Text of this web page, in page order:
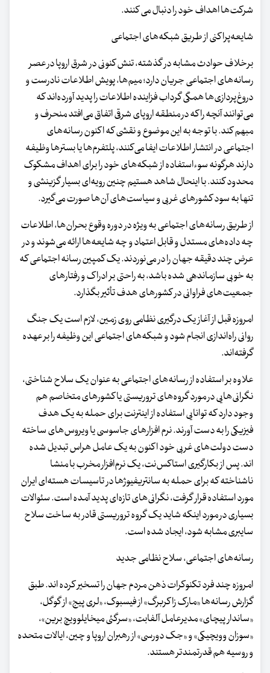
شرکت‌ها اهداف خود را دنبال می کنند.
شایعه‌پراکنی از طریق شبکه‌های اجتماعی
برخلاف حوادث مشابه در گذشته، تنش کنونی در شرق اروپا در عصر
رسانه‌های اجتماعی جریان دارد؛ میم‌ها، پویش اطلاعات نادرست و
دروغ‌پردازی‌ها همگی گرداب فزاینده اطلاعات را پدید آورده‌اند که
می‌توانند آنچه را که در منطقه اروپای شرقی اتفاق می‌افتد منحرف و
مبهم کند. با توجه به این موضوع و نقشی که اکنون رسانه‌های
اجتماعی در انتشار اطلاعات ایفا می‌کنند، پلتفرم‌ها یا بسترها وظیفه
دارند هرگونه سوءاستفاده از شبکه‌های خود را برای اهداف مشکوک
محدود کنند. با اینحال شاهد هستیم چنین رویه‌ای بسیار گزینشی و
تنها به سود کشورهای غربی و سیاست‌های آن‌ها صورت می‌گیرد.
از طریق رسانه‌های اجتماعی به ویژه در دوره وقوع بحران‌ها، اطلاعات
چه داده‌های مستدل و قابل اعتماد و چه شایعه‌ها ارائه می‌شوند و در
عرض چند دقیقه جهان را در می‌نوردند. یک کمپین رسانه اجتماعی که
به خوبی سازماندهی شده باشد، به راحتی بر ادراک و رفتارهای
جمعیت‌های فراوانی در کشورهای هدف تأثیر بگذارد.
امروزه قبل از آغاز یک درگیری نظامی روی زمین، لازم است یک جنگ
روانی راه‌اندازی انجام شود و شبکه‌های اجتماعی این وظیفه را بر عهده
گرفته‌اند.
علاوه بر استفاده از رسانه‌های اجتماعی به عنوان یک سلاح شناختی،
نگرانی‌هایی در مورد گروه‌های تروریستی یا کشورهای متخاصم هم
وجود دارد که توانایی استفاده از اینترنت برای حمله به یک هدف
فیزیکی را به دست آورند. نرم افزارهای جاسوسی یا ویروس‌های ساخته
دست دولت‌های غربی خود اکنون به یک عامل هراس تبدیل شده
اند. پس از بکارگیری استاکس‌نت، یک نرم‌افزار مخرب با منشا
ناشناخته که برای حمله به سانتریفیوژها در تاسیسات هسته‌ای ایران
مورد استفاده قرار گرفت، نگرانی‌های تازه‌ای پدید آمده است. سئوالات
بسیاری در مورد اینکه شاید یک گروه تروریستی قادر به ساخت سلاح
سایبری مشابه شود، ایجاد شده است.
رسانه‌های اجتماعی، سلاح نظامی جدید
امروزه چند فرد تکنوکرات ذهن مردم جهان را تسخیر کرده اند. طبق
گزارش رسانه‌ها «مارک زاکربرگ» از فیسبوک، «لری پیج» از گوگل،
«ساندار پیچای» مدیرعامل آلفابت، «سرگئی میخایلوویچ برین»،
«سوزان وویچیکی» و «جک دورسی» از رهبران اروپا و چین، ایالات متحده
و روسیه هم قدرتمندتر هستند.